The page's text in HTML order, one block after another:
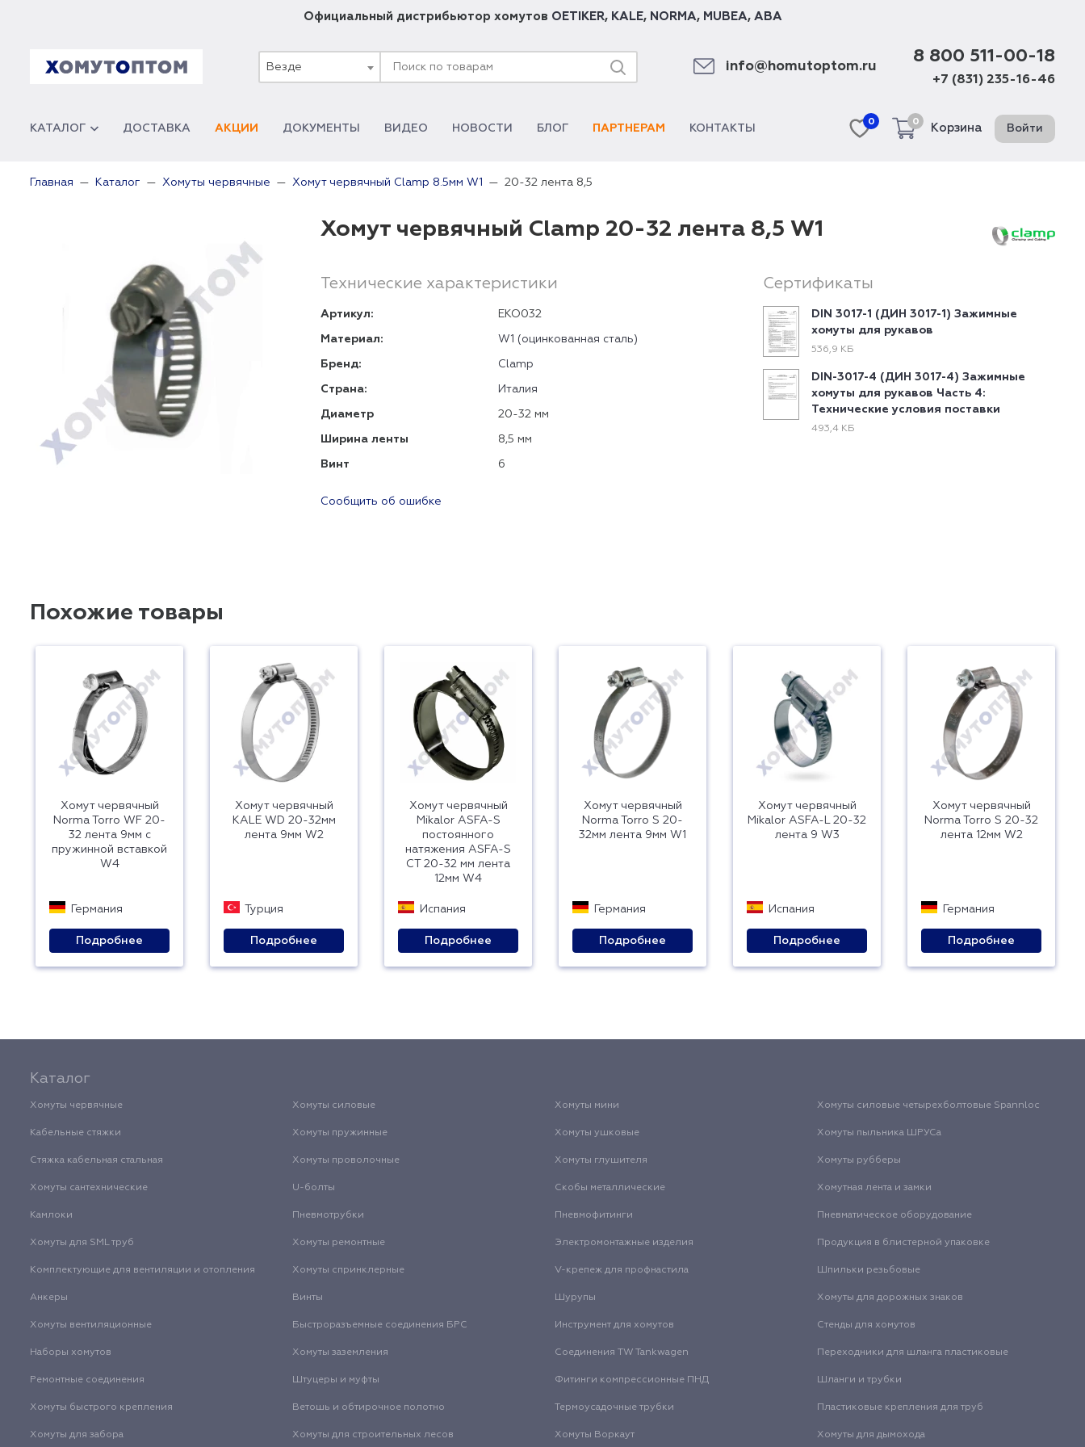
Официальный дистрибьютор хомутов OETIKER, KALE, NORMA, MUBEA, ABA
Везде info@homutoptom.ru
8 800 511-00-18
+7 (831) 235-16-46
КАТАЛОГ ДОСТАВКА АКЦИИ ДОКУМЕНТЫ ВИДЕО НОВОСТИ БЛОГ ПАРТНЕРАМ КОНТАКТЫ
0 0
Корзина Войти
Главная Каталог Хомуты червячные Хомут червячный Clamp 8.5мм W1 20-32 лента 8,5
Хомут червячный Clamp 20-32 лента 8,5 W1
Технические характеристики
Артикул: EKO032
Материал: W1 (оцинкованная сталь)
Бренд: Clamp
Страна: Италия
Диаметр 20-32 мм
Ширина ленты 8,5 мм
Винт 6
Сообщить об ошибке
Сертификаты
DIN 3017-1 (ДИН 3017-1) Зажимные
хомуты для рукавов
536,9 КБ
DIN-3017-4 (ДИН 3017-4) Зажимные
хомуты для рукавов Часть 4:
Технические условия поставки
493,4 КБ
Похожие товары
Хомут червячный
Norma Torro WF 20-
32 лента 9мм с
пружинной вставкой
W4
Германия
Подробнее
Хомут червячный
KALE WD 20-32мм
лента 9мм W2
Турция
Подробнее
Хомут червячный
Mikalor ASFA-S
постоянного
натяжения ASFA-S
CT 20-32 мм лента
12мм W4
Испания
Подробнее
Хомут червячный
Norma Torro S 20-
32мм лента 9мм W1
Германия
Подробнее
Хомут червячный
Mikalor ASFA-L 20-32
лента 9 W3
Испания
Подробнее
Хомут червячный
Norma Torro S 20-32
лента 12мм W2
Германия
Подробнее
Каталог
Хомуты червячные Хомуты силовые Хомуты мини Хомуты силовые четырехболтовые Spannloc
Кабельные стяжки Хомуты пружинные Хомуты ушковые Хомуты пыльника ШРУСа
Стяжка кабельная стальная Хомуты проволочные Хомуты глушителя Хомуты рубберы
Хомуты сантехнические U-болты Скобы металлические Хомутная лента и замки
Камлоки Пневмотрубки Пневмофитинги Пневматическое оборудование
Хомуты для SML труб Хомуты ремонтные Электромонтажные изделия Продукция в блистерной упаковке
Комплектующие для вентиляции и отопления Хомуты спринклерные V-крепеж для профнастила Шпильки резьбовые
Анкеры Винты Шурупы Хомуты для дорожных знаков
Хомуты вентиляционные Быстроразъемные соединения БРС Инструмент для хомутов Стенды для хомутов
Наборы хомутов Хомуты заземления Соединения TW Tankwagen Переходники для шланга пластиковые
Ремонтные соединения Штуцеры и муфты Фитинги компрессионные ПНД Шланги и трубки
Хомуты быстрого крепления Ветошь и обтирочное полотно Термоусадочные трубки Пластиковые крепления для труб
Хомуты для забора Хомуты для строительных лесов Хомуты Воркаут Хомуты для дымохода